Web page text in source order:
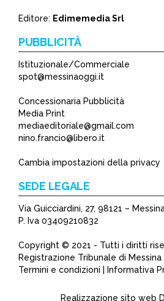
Editore: Edimemedia Srl
PUBBLICITÀ
Istituzionale/Commerciale
spot@messinaoggi.it
Concessionaria Pubblicità
Media Print
mediaeditoriale@gmail.com
nino.francio@libero.it
Cambia impostazioni della privacy
SEDE LEGALE
Via Guicciardini, 27, 98121 –
P. Iva 03409210832
Copyright © 2021 - Tutti i diritti
Registrazione Tribunale di
Termini e condizioni | Informativa
Realizzazione sito web